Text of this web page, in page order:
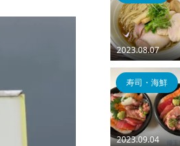
2023.08.07
2023.09.04
寿司・海鮮